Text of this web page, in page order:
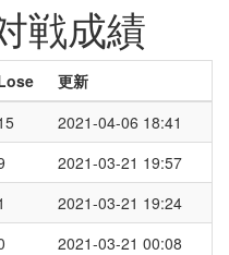
戦成績
更新
2021-04-06 18:41
2021-03-21 19:57
2021-03-21 19:24
2021-03-21 00:08